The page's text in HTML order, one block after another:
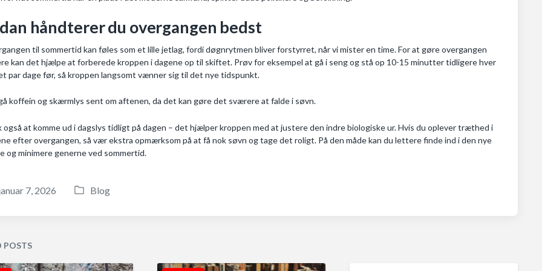
håndterer du overgangen bedst
til sommertid kan føles som et lille jetlag, fordi døgnrytmen bliver forstyrret, når vi mister en time. For at gøre overgangen
kan det hjælpe at forberede kroppen i dagene op til skiftet. Prøv for eksempel at gå i seng og stå op 10-15 minutter tidligere hver
par dage før, så kroppen langsomt vænner sig til det nye tidspunkt.
koffein og skærmlys sent om aftenen, da det kan gøre det sværere at falde i søvn.
også at komme ud i dagslys tidligt på dagen – det hjælper kroppen med at justere den indre biologiske ur. Hvis du oplever træthed i
efter overgangen, så vær ekstra opmærksom på at få nok søvn og tage det roligt. På den måde kan du lettere finde ind i den nye
og minimere generne ved sommertid.
7, 2026
P
Blog
POSTS